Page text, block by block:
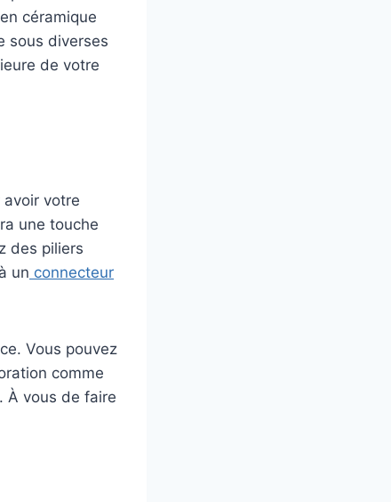
céramique
sous diverses
de votre
votre
une touche
des piliers
un connecteur
Vous pouvez
comme
À vous de faire